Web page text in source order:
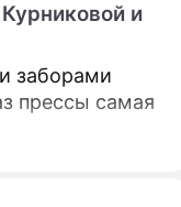
и
заборами
прессы самая